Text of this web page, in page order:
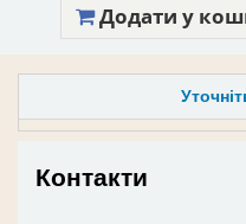
Додати у
Контакти